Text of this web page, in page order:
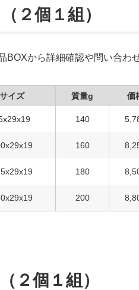
２個１組）
から詳細確認や問い合わ
サイズ 質量g 価
140
160
180
200
２個１組）